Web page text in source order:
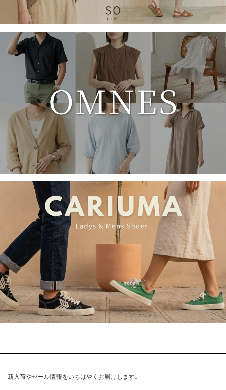
新入荷やセール情報をいちはやくお届けします。